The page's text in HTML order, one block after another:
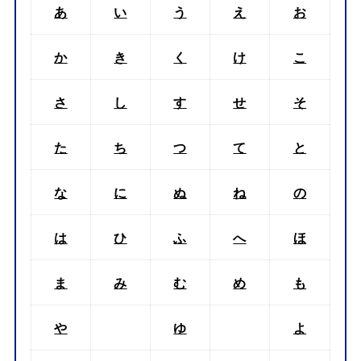
あ い う え お
か き く け こ
さ し す せ そ
た ち つ て と
な に ぬ ね の
は ひ ふ へ ほ
ま み む め も
や ゆ よ